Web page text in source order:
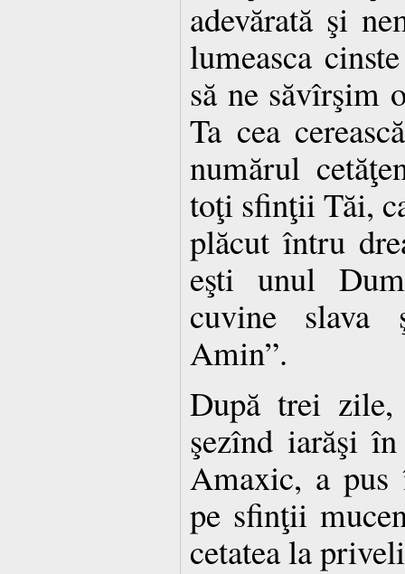
adevărată şi
lumeasca
să ne săvîrşim
Ta cea
numărul
toţi sfinţii Tăi,
plăcut întru
eşti unul
cuvine slava
Amin”.
După trei zile,
şezînd iarăşi
Amaxic, a pus
pe sfinţii
cetatea la